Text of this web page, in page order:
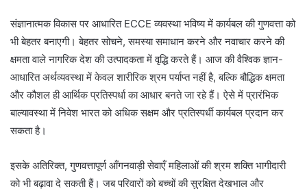
संज्ञानात्मक विकास पर आधारित ECCE व्यवस्था भविष्य में कार्यबल की गुणवत्ता को
भी बेहतर बनाएगी। बेहतर सोचने, समस्या समाधान करने और नवाचार करने की
क्षमता वाले नागरिक देश की उत्पादकता में वृद्धि करते हैं। आज की वैश्विक ज्ञान-
आधारित अर्थव्यवस्था में केवल शारीरिक श्रम पर्याप्त नहीं है, बल्कि बौद्धिक क्षमता
और कौशल ही आर्थिक प्रतिस्पर्धा का आधार बनते जा रहे हैं। ऐसे में प्रारंभिक
बाल्यावस्था में निवेश भारत को अधिक सक्षम और प्रतिस्पर्धी कार्यबल प्रदान कर
सकता है।
इसके अतिरिक्त, गुणवत्तापूर्ण आँगनवाड़ी सेवाएँ महिलाओं की श्रम शक्ति भागीदारी
को भी बढ़ावा दे सकती हैं। जब परिवारों को बच्चों की सुरक्षित देखभाल और